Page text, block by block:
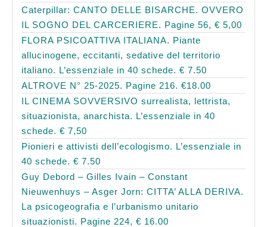
Caterpillar: CANTO DELLE BISARCHE. OVVERO
IL SOGNO DEL CARCERIERE. Pagine 56, € 5,00
FLORA PSICOATTIVA ITALIANA. Piante
allucinogene, eccitanti, sedative del territorio
italiano. L’essenziale in 40 schede. € 7.50
ALTROVE N° 25-2025. Pagine 216. €18.00
IL CINEMA SOVVERSIVO surrealista, lettrista,
situazionista, anarchista. L’essenziale in 40
schede. € 7,50
Pionieri e attivisti dell’ecologismo. L’essenziale in
40 schede. € 7.50
Guy Debord – Gilles Ivain – Constant
Nieuwenhuys – Asger Jorn: CITTA’ ALLA DERIVA.
La psicogeografia e l’urbanismo unitario
situazionisti. Pagine 224, € 16.00